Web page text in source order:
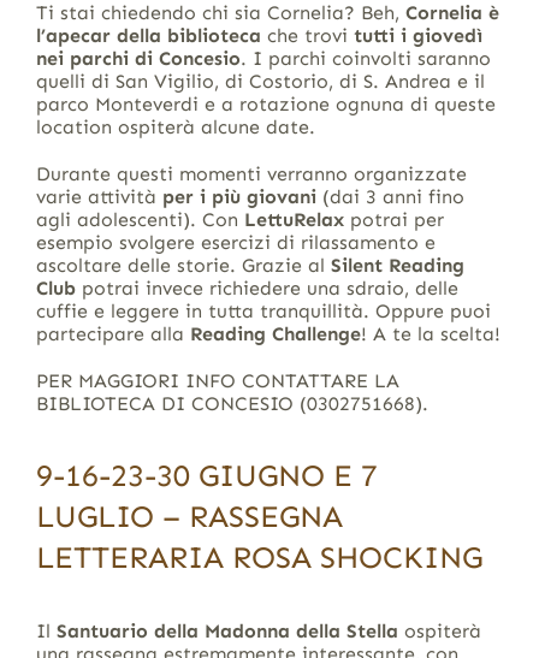
Ti stai chiedendo chi sia Cornelia? Beh, Cornelia è
l’apecar della biblioteca che trovi tutti i giovedì
nei parchi di Concesio. I parchi coinvolti saranno
quelli di San Vigilio, di Costorio, di S. Andrea e il
parco Monteverdi e a rotazione ognuna di queste
location ospiterà alcune date.
Durante questi momenti verranno organizzate
varie attività per i più giovani(dai 3 anni fino
agli adolescenti). Con LettuRelaxpotrai per
esempio svolgere esercizi di rilassamento e
ascoltare delle storie. Grazie al Silent Reading
Clubpotrai invece richiedere una sdraio, delle
cuffie e leggere in tutta tranquillità. Oppure puoi
partecipare alla Reading Challenge! A te la scelta!
PER MAGGIORI INFO CONTATTARE LA
BIBLIOTECA DI CONCESIO (0302751668).
9-16-23-30 GIUGNO E 7
LUGLIO – RASSEGNA
LETTERARIA ROSA SHOCKING
Il Santuario della Madonna della Stella ospiterà